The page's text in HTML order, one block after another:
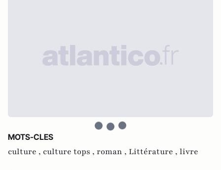
MOTS-CLES
culture , culture tops , roman , Littérature , livre